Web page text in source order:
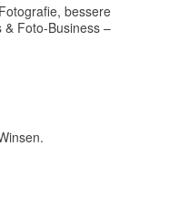
bessere
& Foto-Business –